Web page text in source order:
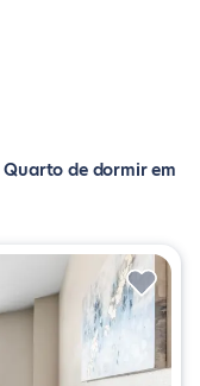
de dormir em